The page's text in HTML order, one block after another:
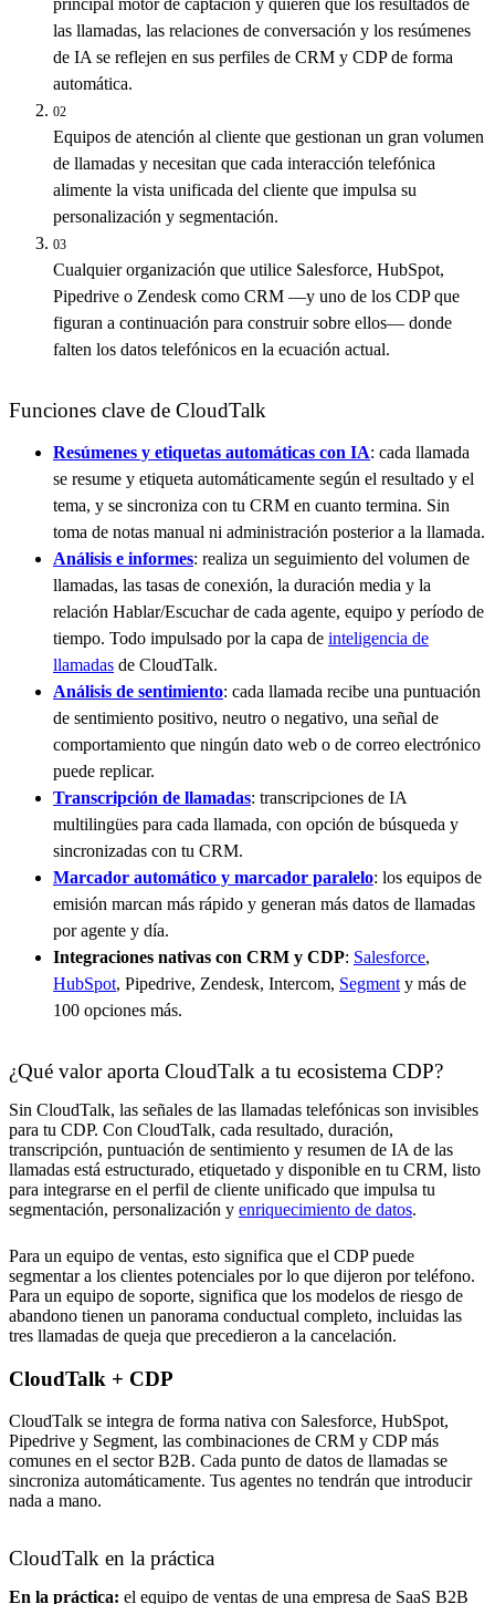
principal motor de captación y quieren que los resultados de
las llamadas, las relaciones de conversación y los resúmenes
de IA se reflejen en sus perfiles de CRM y CDP de forma
automática.
02
Equipos de atención al cliente que gestionan un gran volumen
de llamadas y necesitan que cada interacción telefónica
alimente la vista unificada del cliente que impulsa su
personalización y segmentación.
03
Cualquier organización que utilice Salesforce, HubSpot,
Pipedrive o Zendesk como CRM —y uno de los CDP que
figuran a continuación para construir sobre ellos— donde
falten los datos telefónicos en la ecuación actual.
Funciones clave de CloudTalk
Resúmenes y etiquetas automáticas con IA: cada llamada
se resume y etiqueta automáticamente según el resultado y el
tema, y se sincroniza con tu CRM en cuanto termina. Sin
toma de notas manual ni administración posterior a la llamada.
Análisis e informes: realiza un seguimiento del volumen de
llamadas, las tasas de conexión, la duración media y la
relación Hablar/Escuchar de cada agente, equipo y período de
tiempo. Todo impulsado por la capa de inteligencia de
llamadas de CloudTalk.
Análisis de sentimiento: cada llamada recibe una puntuación
de sentimiento positivo, neutro o negativo, una señal de
comportamiento que ningún dato web o de correo electrónico
puede replicar.
Transcripción de llamadas: transcripciones de IA
multilingües para cada llamada, con opción de búsqueda y
sincronizadas con tu CRM.
Marcador automático y marcador paralelo: los equipos de
emisión marcan más rápido y generan más datos de llamadas
por agente y día.
Integraciones nativas con CRM y CDP: Salesforce,
HubSpot, Pipedrive, Zendesk, Intercom, Segment y más de
100 opciones más.
¿Qué valor aporta CloudTalk a tu ecosistema CDP?
Sin CloudTalk, las señales de las llamadas telefónicas son invisibles
para tu CDP. Con CloudTalk, cada resultado, duración,
transcripción, puntuación de sentimiento y resumen de IA de las
llamadas está estructurado, etiquetado y disponible en tu CRM, listo
para integrarse en el perfil de cliente unificado que impulsa tu
segmentación, personalización y enriquecimiento de datos.
Para un equipo de ventas, esto significa que el CDP puede
segmentar a los clientes potenciales por lo que dijeron por teléfono.
Para un equipo de soporte, significa que los modelos de riesgo de
abandono tienen un panorama conductual completo, incluidas las
tres llamadas de queja que precedieron a la cancelación.
CloudTalk + CDP
CloudTalk se integra de forma nativa con Salesforce, HubSpot,
Pipedrive y Segment, las combinaciones de CRM y CDP más
comunes en el sector B2B. Cada punto de datos de llamadas se
sincroniza automáticamente. Tus agentes no tendrán que introducir
nada a mano.
CloudTalk en la práctica
En la práctica: el equipo de ventas de una empresa de SaaS B2B